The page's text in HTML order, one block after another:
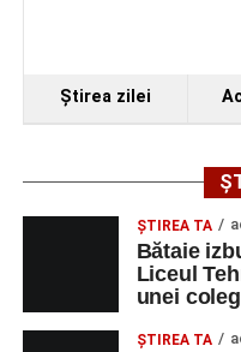
Ştirea zilei
ŞTIREA TA
Bătaie
Liceul
unei
ŞTIREA TA